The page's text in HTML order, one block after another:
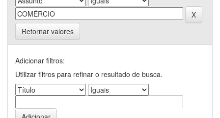
Retornar valores
Adicionar filtros:
Utilizar filtros para refinar o resultado de busca.